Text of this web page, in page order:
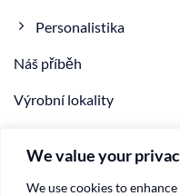
We value your
We use cookies to
Personalistika
Náš příběh
Výrobní lokality